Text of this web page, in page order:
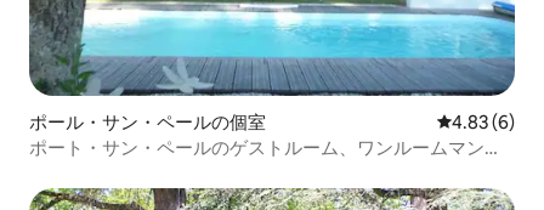
ポール・サン・ペールの個室 レビュー6
4.83 (6)
ポート・サン・ペールのゲストルーム、ワンルームマンシ